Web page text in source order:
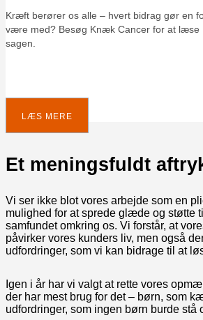
Kræft berører os alle – hvert bidrag gør en
være med? Besøg Knæk Cancer for at læse
sagen.
LÆS MERE
Et meningsfuldt
Vi ser ikke blot vores arbejde som en
mulighed for at sprede glæde og støtte
samfundet omkring os. Vi forstår, at
påvirker vores kunders liv, men også
udfordringer, som vi kan bidrage til at
Igen i år har vi valgt at rette vores
der har mest brug for det – børn, som
udfordringer, som ingen børn burde stå